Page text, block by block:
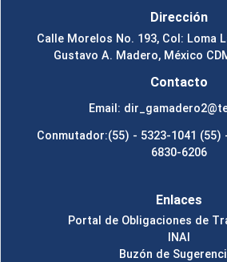
Dirección
Calle Morelos No. 193, Col: Loma
Gustavo A. Madero, México
Contacto
Email:
Conmutador:(55) - 5323-1041 (55)
6830-6206
Enlaces
Portal de Obligaciones de
INAI
Buzón de